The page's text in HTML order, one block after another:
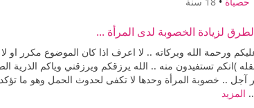
لزيادة الخصوبة لدى المرأة ...
ورحمة الله وبركاته .. لا اعرف اذا كان الموضوع مكرر او
)انكم تستفيدون منه .. الله يرزقكم ويرزقني وياكم الذرية
آجل .. خصوبة المرأة وحدها لا تكفى لحدوث الحمل وهو ما
المزيد